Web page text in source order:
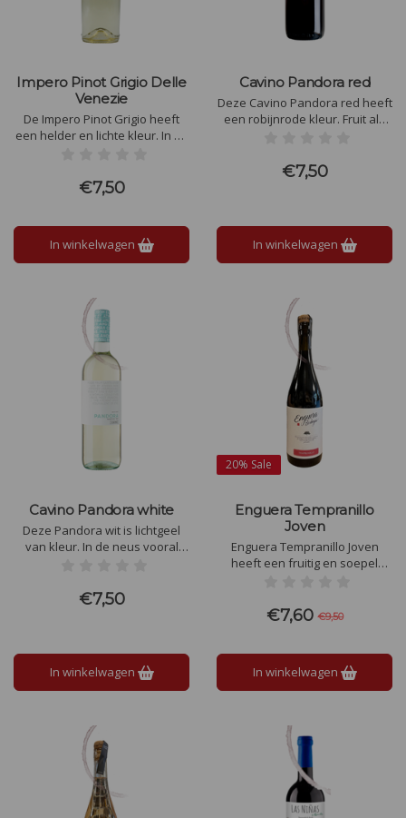
Impero Pinot Grigio Delle
Venezie
De Impero Pinot Grigio heeft
een helder en lichte kleur. In de
gemaaid gras en mirabellen,
vergezeld van een fijn
€7,50
In winkelwagen
Cavino Pandora red
Deze Cavino Pandora red heeft
een robijnrode kleur. Fruit als
hoeveelheid restsuiker, maken
deze wijn toegankelijk en voor
€7,50
In winkelwagen
Cavino Pandora white
Deze Pandora wit is lichtgeel
van kleur. In de neus vooral
sauvignon zoals vers gras. In
de smaak een combinatie van
€7,50
In winkelwagen
20% Sale
Enguera Tempranillo
Joven
Enguera Tempranillo Joven
heeft een fruitig en soepel
aardbeien, zachte tannines en
een lichte kruidigheid.
€7,60 €9,50
In winkelwagen